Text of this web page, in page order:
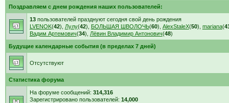
Поздравляем с днем рождения наших пользователей:
13пользователей празднуют сегодня свой день рождения
LVENOK(42), Лулу(42), БОЛЬШАЯ ШВОЛОЧЬ(60), AlexStaleX(50), mariana(
Вадим Артемович(34), Лёвин Владимир Антонович(48)
Будущие календарные события (в пределах 7 дней)
Отсутствуют
Статистика форума
На форуме сообщений: 314,316
Зарегистрировано пользователей: 14,000